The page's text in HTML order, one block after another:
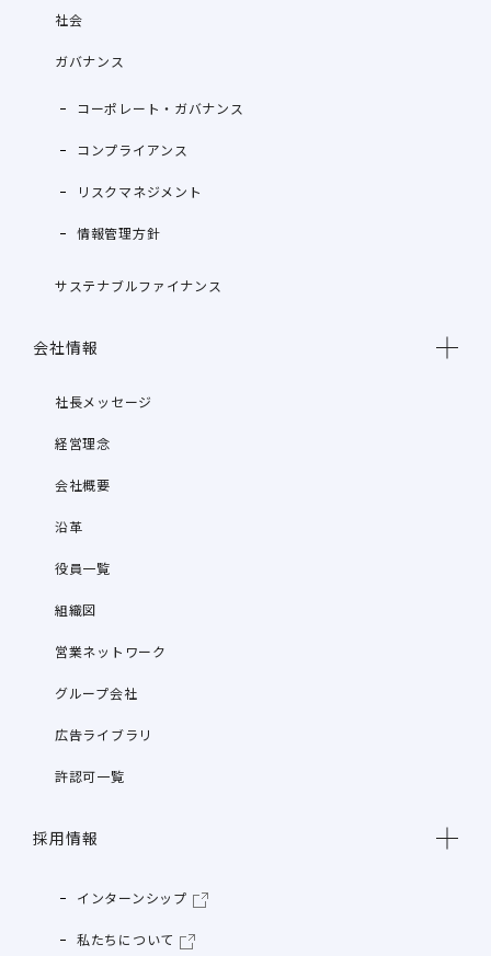
社会
ガバナンス
コーポレート・ガバナンス
コンプライアンス
リスクマネジメント
情報管理方針
サステナブルファイナンス
会社情報
社長メッセージ
経営理念
会社概要
沿革
役員一覧
組織図
営業ネットワーク
グループ会社
広告ライブラリ
許認可一覧
採用情報
インターンシップ
私たちについて